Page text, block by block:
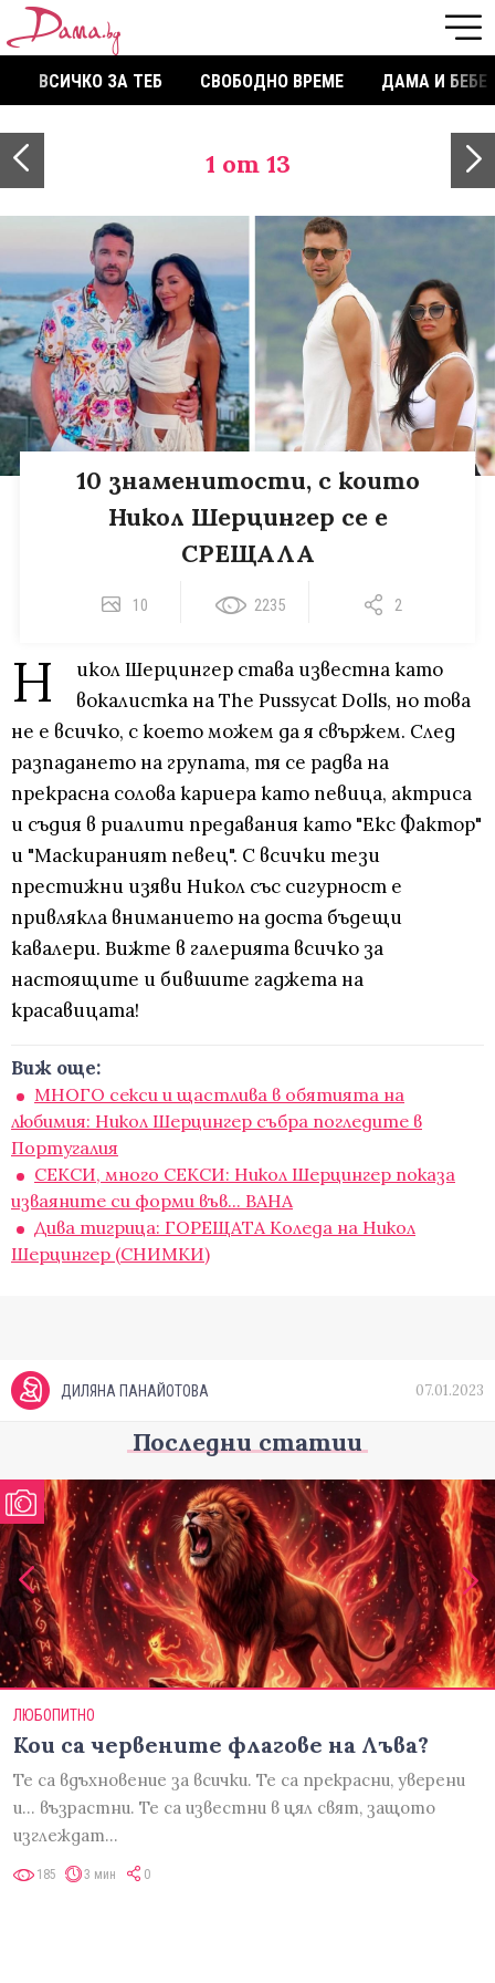
ВСИЧКО ЗА ТЕБ СВОБОДНО ВРЕМЕ ДАМА И БЕБЕ
1 от 13
10 знаменитости, с които
Никол Шерцингер се е
СРЕЩАЛА
10 2235 2
Н
икол Шерцингер става известна като
вокалистка на The Pussycat Dolls, но това
не е всичко, с което можем да я свържем. След
разпадането на групата, тя се радва на
прекрасна солова кариера като певица, актриса
и съдия в риалити предавания като "Екс Фактор"
и "Маскираният певец". С всички тези
престижни изяви Никол със сигурност е
привлякла вниманието на доста бъдещи
кавалери. Вижте в галерията всичко за
настоящите и бившите гаджета на
красавицата!
Виж още:
МНОГО секси и щастлива в обятията на
любимия: Никол Шерцингер събра погледите в
Португалия
СЕКСИ, много СЕКСИ: Никол Шерцингер показа
изваяните си форми във... ВАНА
Дива тигрица: ГОРЕЩАТА Коледа на Никол
Шерцингер (СНИМКИ)
ДИЛЯНА ПАНАЙОТОВА 07.01.2023
Последни статии
ЛЮБОПИТНО
Кои са червените флагове на Лъва?
Те са вдъхновение за всички. Те са прекрасни, уверени
и... възрастни. Те са известни в цял свят, защото
изглеждат…
185 3 мин 0